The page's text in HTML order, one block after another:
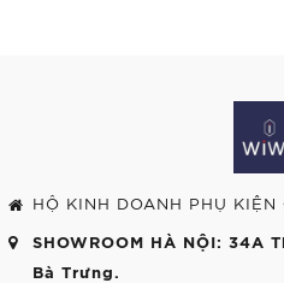
HỘ KINH DOANH PHỤ
SHOWROOM HÀ NỘI: 34A
Bà Trưng.